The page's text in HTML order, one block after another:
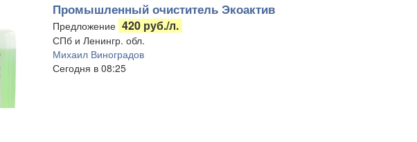
Промышленный очиститель Экоактив
Предложение 420 руб./л.
СПб и Ленингр. обл.
Михаил Виноградов
Сегодня в 08:25